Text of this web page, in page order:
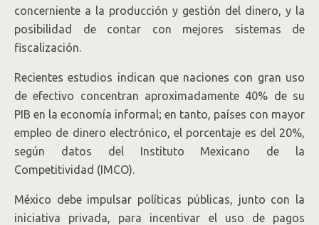
concerniente a la producción y gestión del dinero, y la
posibilidad de contar con mejores sistemas de
fiscalización.
Recientes estudios indican que naciones con gran uso
de efectivo concentran aproximadamente 40% de su
PIB en la economía informal; en tanto, países con mayor
empleo de dinero electrónico, el porcentaje es del 20%,
según datos del Instituto Mexicano de la
Competitividad (IMCO).
México debe impulsar políticas públicas, junto con la
iniciativa privada, para incentivar el uso de pagos